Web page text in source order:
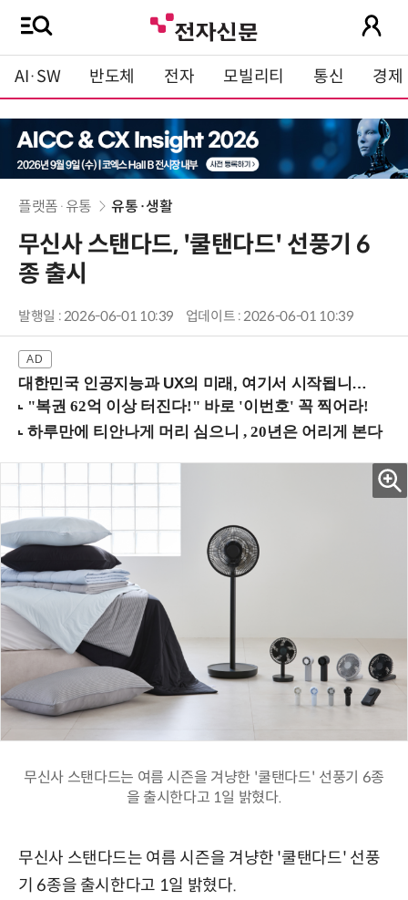
AI·SW 반도체 전자 모빌리티 통신 경제
플랫폼·유통 유통·생활
무신사 스탠다드, '쿨탠다드' 선풍기 6
종 출시
발행일 : 2026-06-01 10:39 업데이트 : 2026-06-01 10:39
대한민국 인공지능과 UX의 미래, 여기서 시작됩니다! (9/2 강남역)
무신사 스탠다드는 여름 시즌을 겨냥한 '쿨탠다드' 선풍기 6종
을 출시한다고 1일 밝혔다.
무신사 스탠다드는 여름 시즌을 겨냥한 '쿨탠다드' 선풍
기 6종을 출시한다고 1일 밝혔다.